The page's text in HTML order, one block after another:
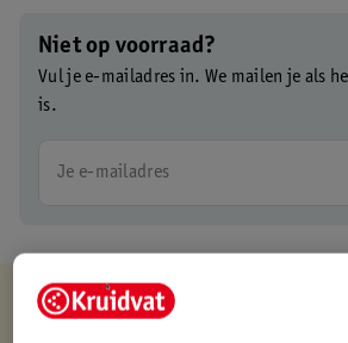
Niet op voorraad?
Vul je e-mailadres in. We mailen je als
is.
Je e-mailadres
Kruidvat is altijd voordelig